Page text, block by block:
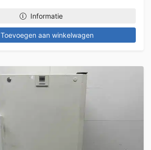
Informatie
Toevoegen aan winkelwagen